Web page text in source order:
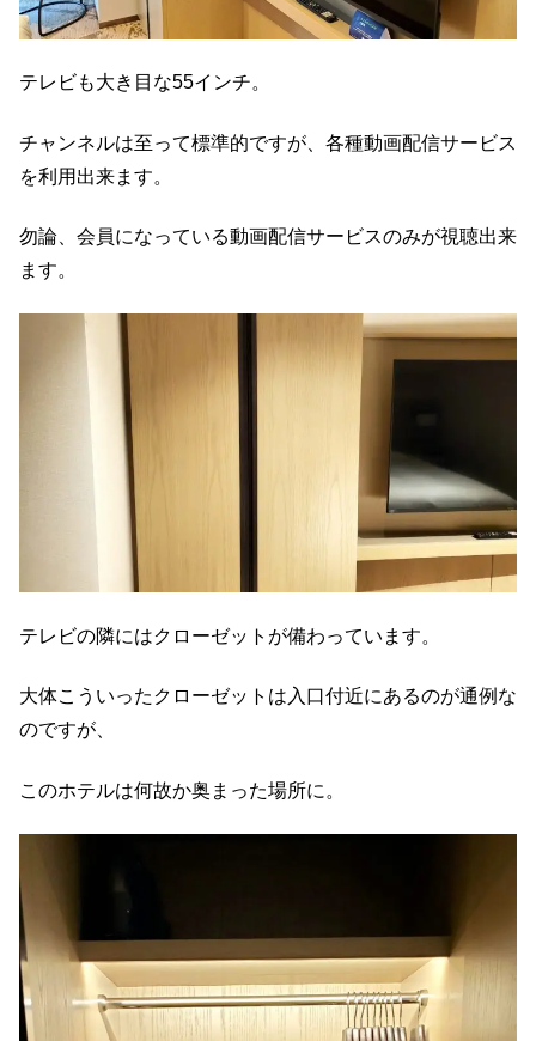
テレビも大き目な55インチ。
チャンネルは至って標準的ですが、各種動画配信サービス
を利用出来ます。
勿論、会員になっている動画配信サービスのみが視聴出来
ます。
テレビの隣にはクローゼットが備わっています。
大体こういったクローゼットは入口付近にあるのが通例な
のですが、
このホテルは何故か奥まった場所に。